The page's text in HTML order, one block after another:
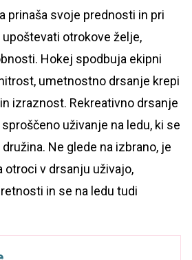
prinaša svoje prednosti in pri
otrokove želje,
Hokej spodbuja ekipni
umetnostno drsanje krepi
izraznost. Rekreativno drsanje
uživanje na ledu, ki se
Ne glede na izbrano, je
otroci v drsanju uživajo,
in se na ledu tudi